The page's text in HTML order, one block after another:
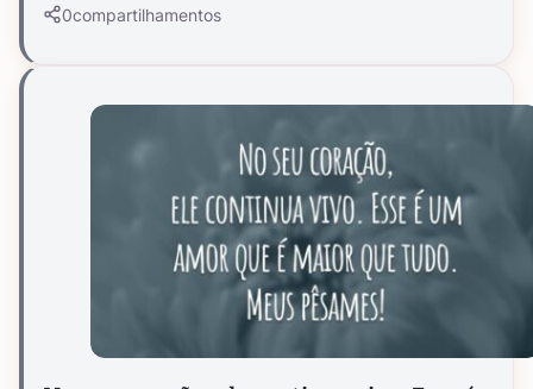
0compartilhamentos